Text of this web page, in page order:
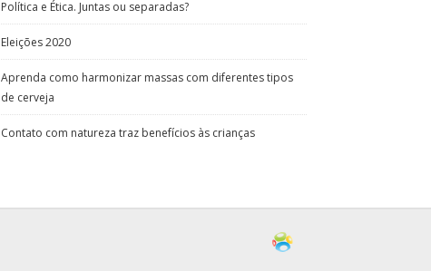
Política e Ética. Juntas ou separadas?
Eleições 2020
Aprenda como harmonizar massas com diferentes tipos
de cerveja
Contato com natureza traz benefícios às crianças